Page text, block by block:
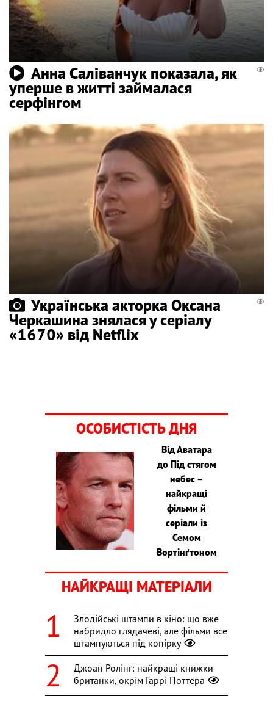
Анна Саліванчук показала, як
уперше в житті займалася
серфінгом
Українська акторка Оксана
Черкашина знялася у серіалу
«1670» від Netflix
ОСОБИСТІСТЬ ДНЯ
Від Аватара
до Під стягом
небес –
найкращі
фільми й
серіали із
Семом
Вортінґтоном
НАЙКРАЩІ МАТЕРІАЛИ
Злодійські штампи в кіно: що вже
набридло глядачеві, але фільми все
штампуються під копірку
Джоан Ролінґ: найкращі книжки
британки, окрім Гаррі Поттера